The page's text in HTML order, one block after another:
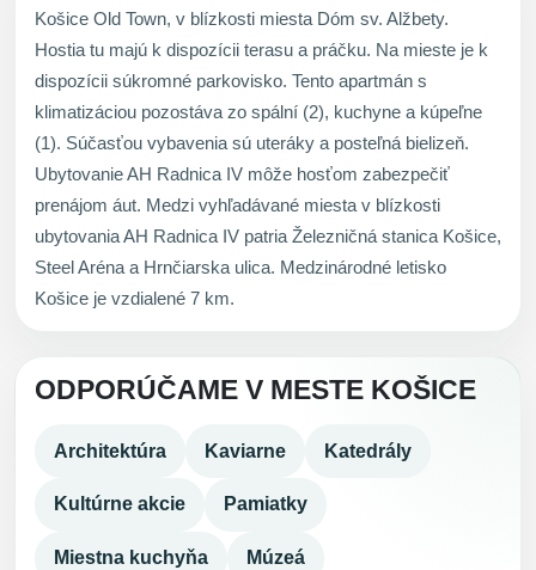
Košice Old Town, v blízkosti miesta Dóm sv. Alžbety.
Hostia tu majú k dispozícii terasu a práčku. Na mieste je k
dispozícii súkromné parkovisko. Tento apartmán s
klimatizáciou pozostáva zo spální (2), kuchyne a kúpeľne
(1). Súčasťou vybavenia sú uteráky a posteľná bielizeň.
Ubytovanie AH Radnica IV môže hosťom zabezpečiť
prenájom áut. Medzi vyhľadávané miesta v blízkosti
ubytovania AH Radnica IV patria Železničná stanica Košice,
Steel Aréna a Hrnčiarska ulica. Medzinárodné letisko
Košice je vzdialené 7 km.
ODPORÚČAME V MESTE KOŠICE
Architektúra Kaviarne Katedrály
Kultúrne akcie Pamiatky
Miestna kuchyňa Múzeá